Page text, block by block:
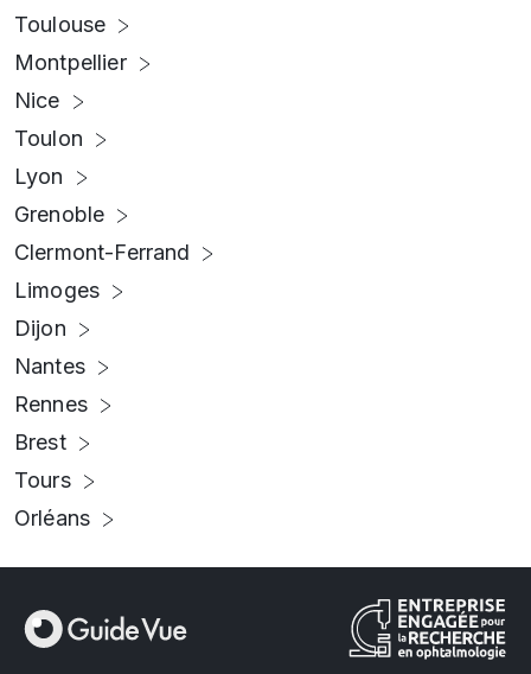
Toulouse
Montpellier
Nice
Toulon
Lyon
Grenoble
Clermont-Ferrand
Limoges
Dijon
Nantes
Rennes
Brest
Tours
Orléans